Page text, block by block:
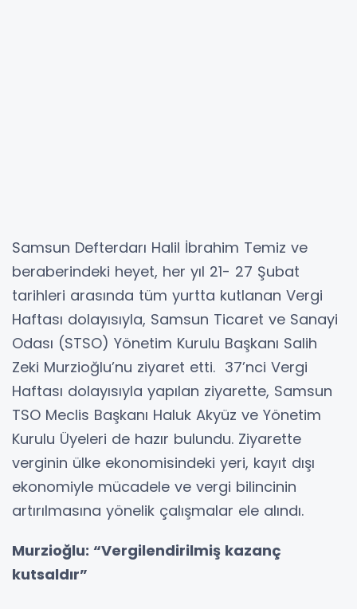
Samsun Defterdarı Halil İbrahim Temiz ve
beraberindeki heyet, her yıl 21- 27 Şubat
tarihleri arasında tüm yurtta kutlanan Vergi
Haftası dolayısıyla, Samsun Ticaret ve Sanayi
Odası (STSO) Yönetim Kurulu Başkanı Salih
Zeki Murzioğlu’nu ziyaret etti. 37’nci Vergi
Haftası dolayısıyla yapılan ziyarette, Samsun
TSO Meclis Başkanı Haluk Akyüz ve Yönetim
Kurulu Üyeleri de hazır bulundu. Ziyarette
verginin ülke ekonomisindeki yeri, kayıt dışı
ekonomiyle mücadele ve vergi bilincinin
artırılmasına yönelik çalışmalar ele alındı.
Murzioğlu: “Vergilendirilmiş kazanç
kutsaldır”